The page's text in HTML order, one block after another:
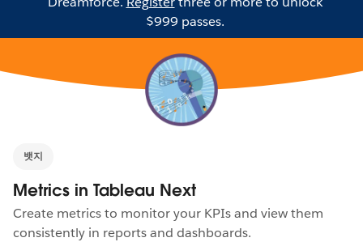
$999 passes.
뱃지
Metrics in Tableau Next
Create metrics to monitor your KPIs and view them
consistently in reports and dashboards.